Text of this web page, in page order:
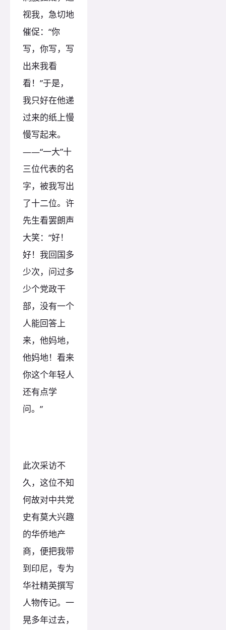
视我，急切地
催促：“你
写，你写，写
出来我看
看！”于是，
我只好在他递
过来的纸上慢
慢写起来。
——“一大”十
三位代表的名
字，被我写出
了十二位。许
先生看罢朗声
大笑：“好！
好！我回国多
少次，问过多
少个党政干
部，没有一个
人能回答上
来，他妈地，
他妈地！看来
你这个年轻人
还有点学
问。”
此次采访不
久，这位不知
何故对中共党
史有莫大兴趣
的华侨地产
商，便把我带
到印尼，专为
华社精英撰写
人物传记。一
晃多年过去，